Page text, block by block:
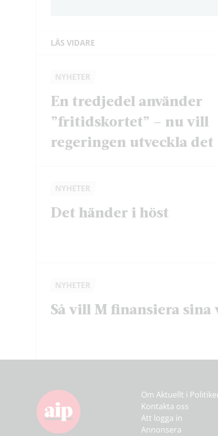
LÄS VIDARE
NYHETER
En tredjedel använder
”fritidskortet” – nu vill
regeringen utveckla det
NYHETER
Det händer i höst
NYHETER
Så vill M finansiera sina
Om Aktuellt i
Kontakta oss
Att logga in
Annonsera